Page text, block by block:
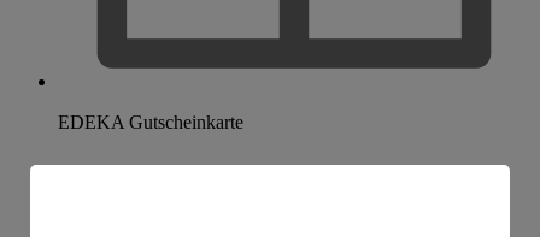
EDEKA Gutscheinkarte